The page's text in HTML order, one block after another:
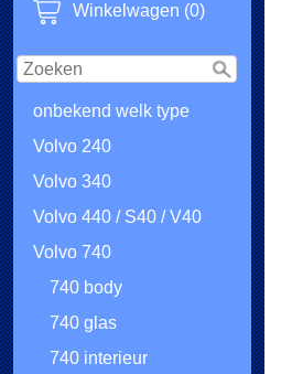
Winkelwagen (0)
onbekend welk type
Volvo 240
Volvo 340
Volvo 440 / S40 / V40
Volvo 740
740 body
740 glas
740 interieur